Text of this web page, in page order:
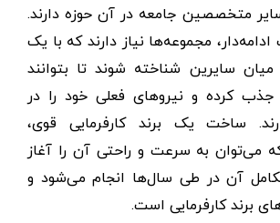
متخصصین جامعه در آن حوزه دارند.
مجموعه‌ها نیاز دارند که با یک
سایرین شناخته شوند تا بتوانند
جذب کرده و نیروهای فعلی خود را در
ساخت یک برند کارفرمایی قوی،
می‌توان به سرعت و راحتی آن را آغاز
آن در طی سال‌ها انجام می‌شود و
برند کارفرمایی است.